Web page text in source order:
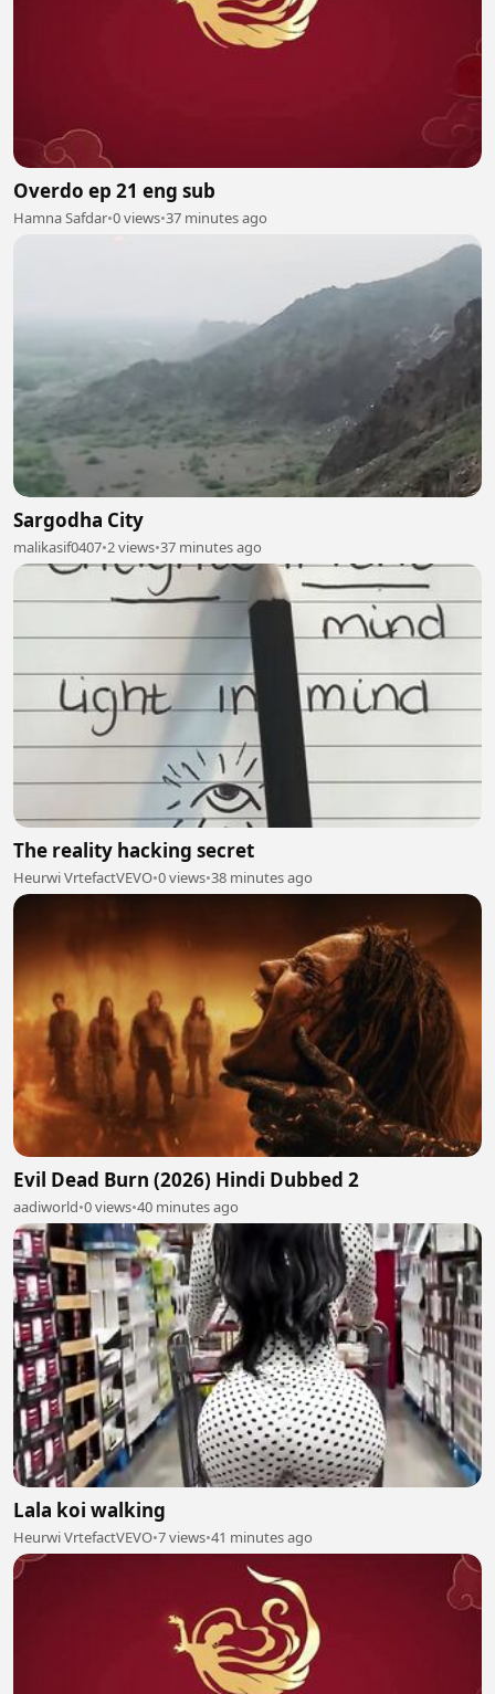
Overdo ep 21 eng sub
Hamna Safdar•0 views•37 minutes ago
Sargodha City
malikasif0407•2 views•37 minutes ago
The reality hacking secret
Heurwi VrtefactVEVO•0 views•38 minutes ago
Evil Dead Burn (2026) Hindi Dubbed 2
aadiworld•0 views•40 minutes ago
Lala koi walking
Heurwi VrtefactVEVO•7 views•41 minutes ago